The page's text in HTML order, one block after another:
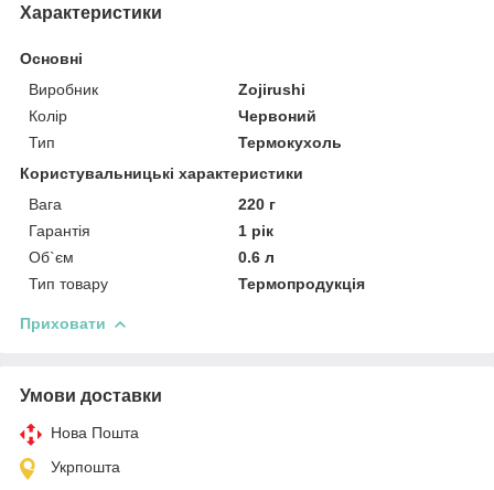
Характеристики
Основні
Виробник
Zojirushi
Колір
Червоний
Тип
Термокухоль
Користувальницькі характеристики
Вага
220 г
Гарантія
1 рік
Об`єм
0.6 л
Тип товару
Термопродукція
Приховати
Умови доставки
Нова Пошта
Укрпошта